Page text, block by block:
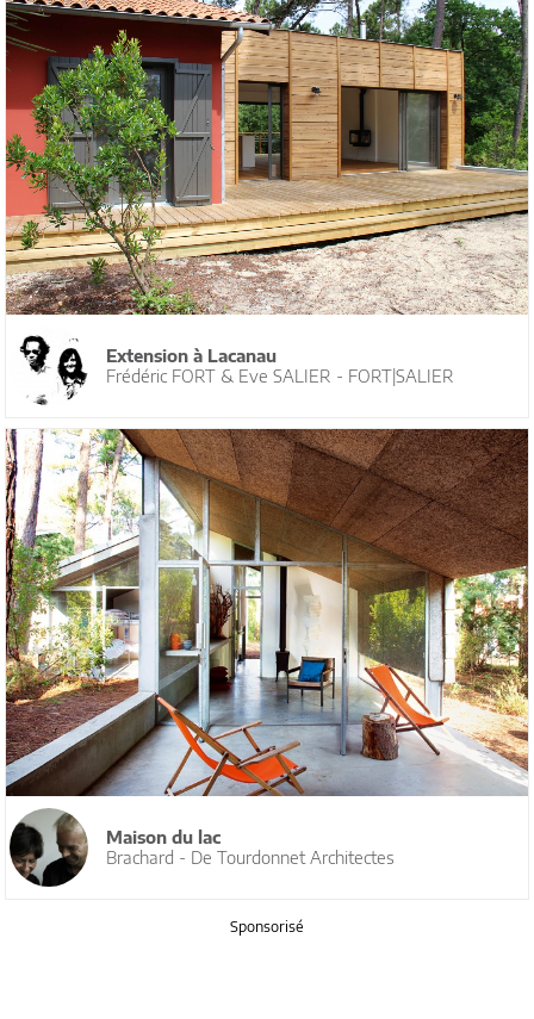
Extension à Lacanau
Frédéric FORT & Eve SALIER - FORT|SALIER
Maison du lac
Brachard - De Tourdonnet Architectes
Sponsorisé